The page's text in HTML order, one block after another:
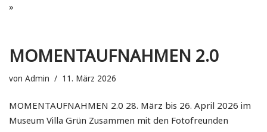
»
MOMENTAUFNAHMEN 2.0
von Admin 11. März 2026
MOMENTAUFNAHMEN 2.0 28. März bis 26. April 2026 im
Museum Villa Grün Zusammen mit den Fotofreunden